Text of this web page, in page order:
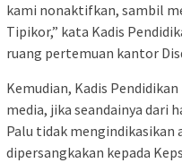
kami nonaktifkan, sambil
Tipikor,” kata Kadis
ruang pertemuan kantor
Kemudian, Kadis
media, jika seandainya dari
Palu tidak mengindikasikan
dipersangkakan kepada